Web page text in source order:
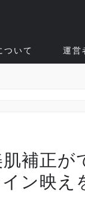
ついて 運営
補正が
ン映え